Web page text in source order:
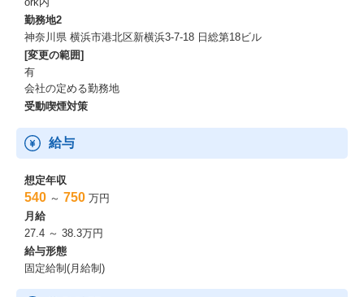
勤務地2
神奈川県 横浜市港北区新横浜3-7-18 日総第18ビル
[変更の範囲]
有
会社の定める勤務地
受動喫煙対策
給与
想定年収
540 ～ 750 万円
月給
27.4 ～ 38.3万円
給与形態
固定給制(月給制)